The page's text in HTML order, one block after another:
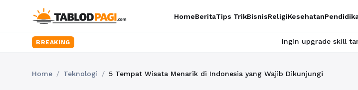
HomeBeritaTips TrikBisnisReligiKesehatan
BREAKING Ingin upgrade skill tanpa ribet?
Home / Teknologi / 5 Tempat Wisata Menarik di Indonesia yang Wajib Dikunjungi